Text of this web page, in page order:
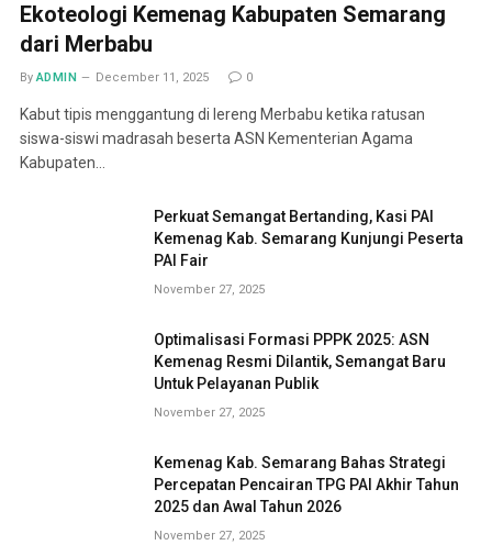
Ekoteologi Kemenag Kabupaten Semarang
dari Merbabu
By ADMIN December 11, 2025 0
Kabut tipis menggantung di lereng Merbabu ketika ratusan
siswa-siswi madrasah beserta ASN Kementerian Agama
Kabupaten…
Perkuat Semangat Bertanding, Kasi PAI
Kemenag Kab. Semarang Kunjungi Peserta
PAI Fair
November 27, 2025
Optimalisasi Formasi PPPK 2025: ASN
Kemenag Resmi Dilantik, Semangat Baru
Untuk Pelayanan Publik
November 27, 2025
Kemenag Kab. Semarang Bahas Strategi
Percepatan Pencairan TPG PAI Akhir Tahun
2025 dan Awal Tahun 2026
November 27, 2025